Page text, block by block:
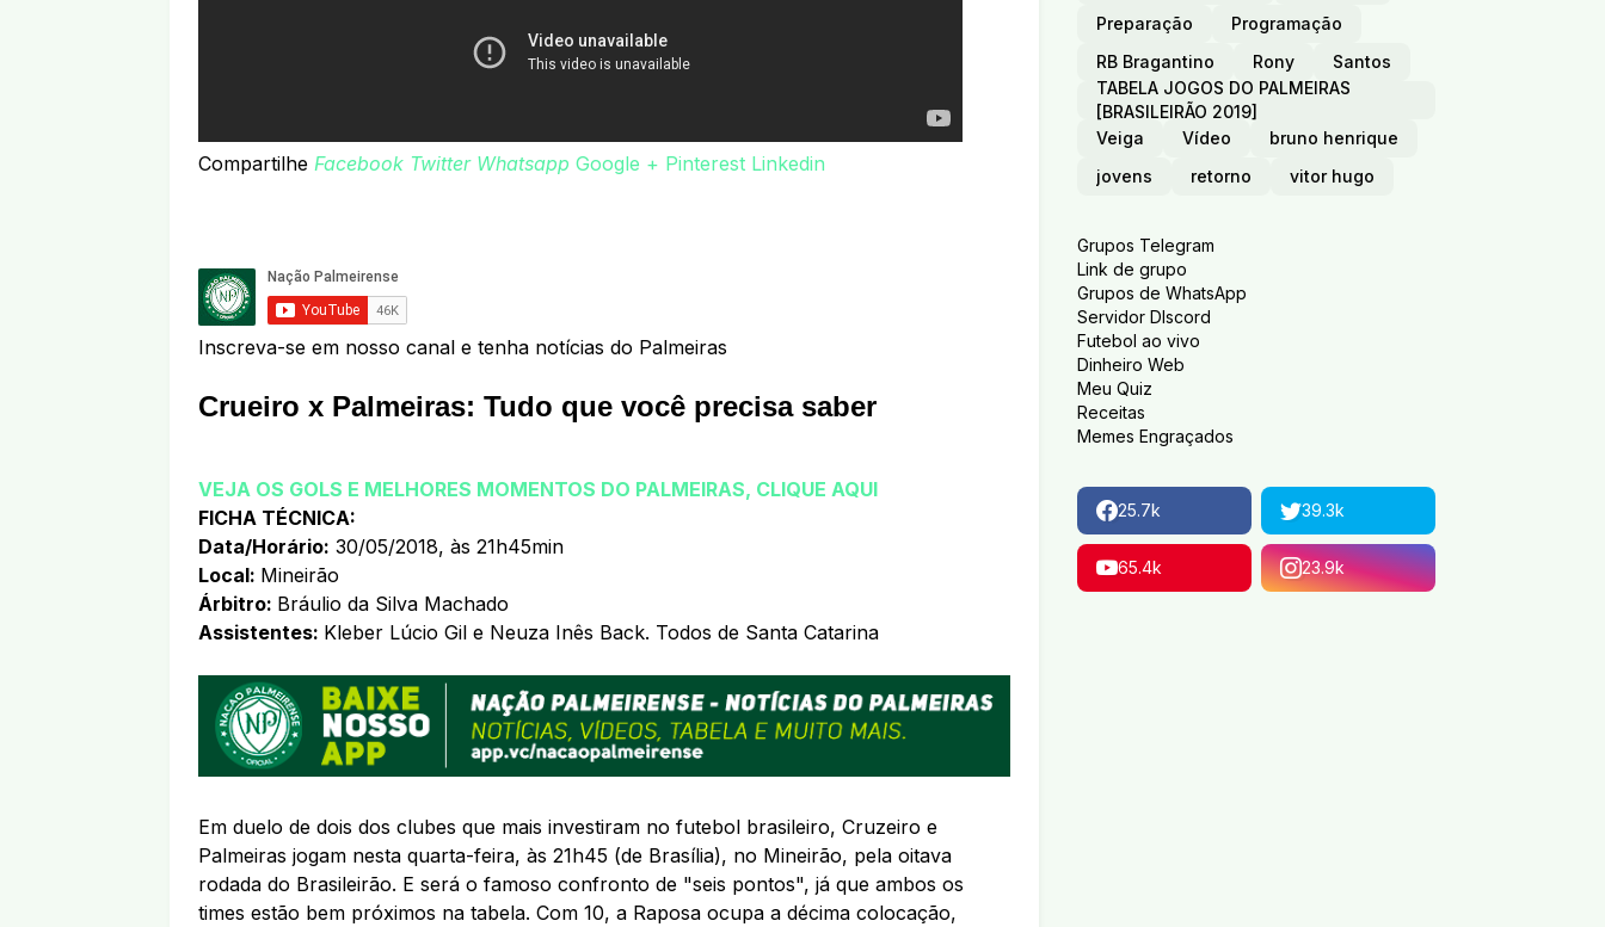
Compartilhe Facebook Twitter Whatsapp Google + Pinterest Linkedin
Inscreva-se em nosso canal e tenha notícias do Palmeiras
Crueiro x Palmeiras: Tudo que você precisa saber
VEJA OS GOLS E MELHORES MOMENTOS DO PALMEIRAS, CLIQUE AQUI
FICHA TÉCNICA:
Data/Horário: 30/05/2018, às 21h45min
Local: Mineirão
Árbitro: Bráulio da Silva Machado
Assistentes: Kleber Lúcio Gil e Neuza Inês Back. Todos de Santa Catarina
Em duelo de dois dos clubes que mais investiram no futebol brasileiro, Cruzeiro e
Palmeiras jogam nesta quarta-feira, às 21h45 (de Brasília), no Mineirão, pela oitava
rodada do Brasileirão. E será o famoso confronto de "seis pontos", já que ambos os
times estão bem próximos na tabela. Com 10, a Raposa ocupa a décima colocação,
Preparação
Programação
RB Bragantino
Rony
Santos
TABELA JOGOS DO PALMEIRAS
[BRASILEIRÃO 2019]
Veiga
Vídeo
bruno henrique
jovens
retorno vitor hugo
Grupos Telegram
Link de grupo
Grupos de WhatsApp
Servidor DIscord
Futebol ao vivo
Dinheiro Web
Meu Quiz
Receitas
Memes Engraçados
25.7k 39.3k
65.4k 23.9k